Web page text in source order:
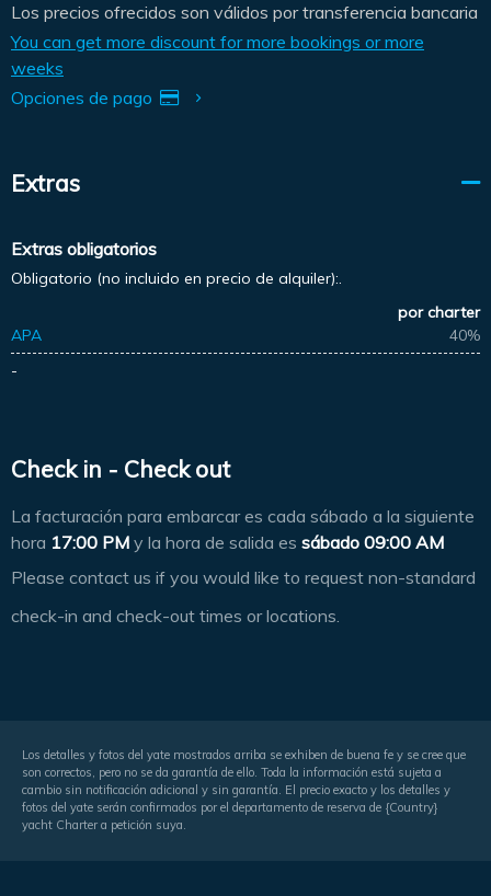
Los precios ofrecidos son válidos por transferencia bancaria
You can get more discount for more bookings or more
weeks
Opciones de pago
Extras
Extras obligatorios
Obligatorio (no incluido en precio de alquiler):.
por charter
APA
40%
-
Check in - Check out
La facturación para embarcar es cada sábado a la siguiente
hora 17:00 PM y la hora de salida es sábado 09:00 AM
Please contact us if you would like to request non-standard
check-in and check-out times or locations.
Los detalles y fotos del yate mostrados arriba se exhiben de buena fe y se cree que
son correctos, pero no se da garantía de ello. Toda la información está sujeta a
cambio sin notificación adicional y sin garantía. El precio exacto y los detalles y
fotos del yate serán confirmados por el departamento de reserva de {Country}
yacht Charter a petición suya.